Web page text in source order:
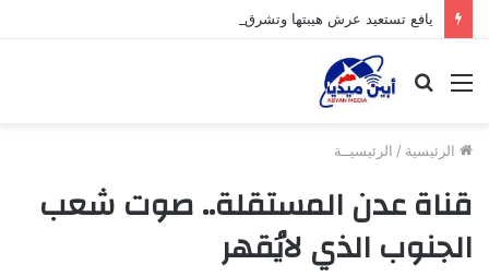
يافع تستعيد عرش هيبتها وتشرق شمسها من جديد
القائمة بحث
الرئيسية / الرئيسيــة
قناة عدن المستقلة.. صوت شعب
الجنوب الذي لايُقهر